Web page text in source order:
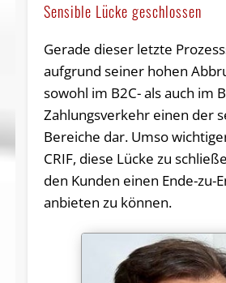
Sensible Lücke geschlossen
Gerade dieser letzte
aufgrund seiner hohen
sowohl im B2C- als auch im
Zahlungsverkehr einen der
Bereiche dar. Umso
CRIF, diese Lücke zu
den Kunden einen Ende-zu-
anbieten zu können.